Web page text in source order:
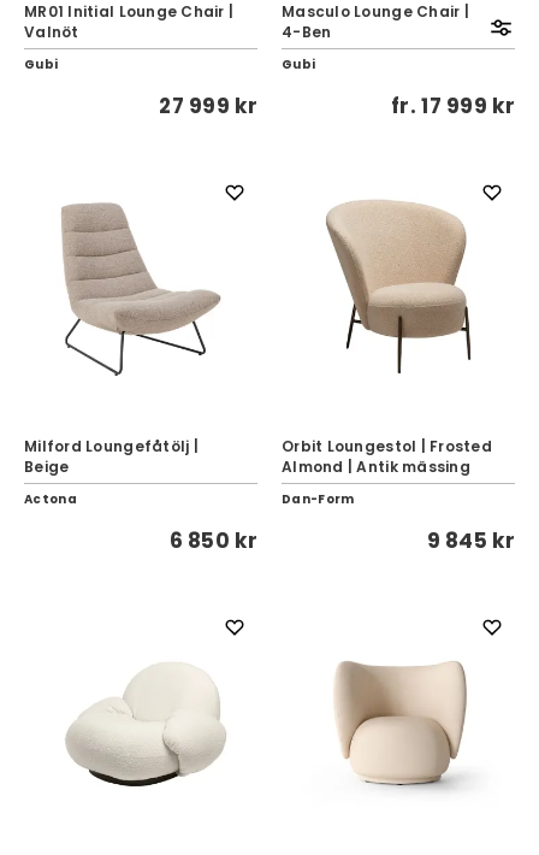
MR01 Initial Lounge Chair |
Valnöt
Gubi
27 999 kr
Masculo Lounge Chair |
4-Ben
Gubi
fr.17 999 kr
Milford Loungefåtölj |
Beige
Actona
6 850 kr
Orbit Loungestol | Frosted
Almond | Antik mässing
Dan-Form
9 845 kr